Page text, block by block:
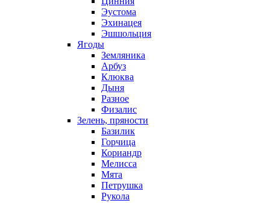
Эустома
Эхинацея
Эшшольция
Ягоды
Земляника
Арбуз
Клюква
Дыня
Разное
Физалис
Зелень, пряности
Базилик
Горчица
Кориандр
Мелисса
Мята
Петрушка
Рукола